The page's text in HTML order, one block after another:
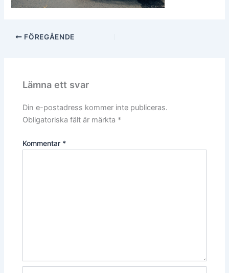
FÖREGÅENDE
Lämna ett svar
Din e-postadress kommer inte publiceras.
Obligatoriska fält är märkta *
Kommentar *